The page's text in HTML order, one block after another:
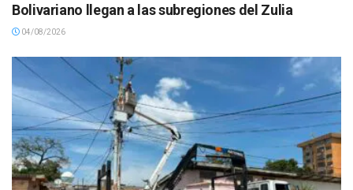
Bolivariano llegan a las subregiones del Zulia
04/08/2026